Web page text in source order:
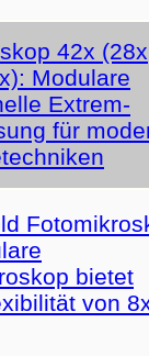
42x
Modulare
Extrem-
für
bietet
von